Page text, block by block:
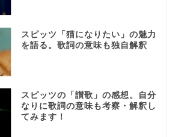
スピッツ「猫になりたい」の魅力
を語る。歌詞の意味も独自解釈
スピッツの「讃歌」の感想。自分
なりに歌詞の意味も考察・解釈し
てみます！